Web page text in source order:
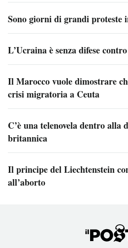
Sono giorni di grandi proteste
L’Ucraina è senza difese
Il Marocco vuole dimostrare
crisi migratoria a Ceuta
C’è una telenovela dentro alla
britannica
Il principe del Liechtenstein
all’aborto